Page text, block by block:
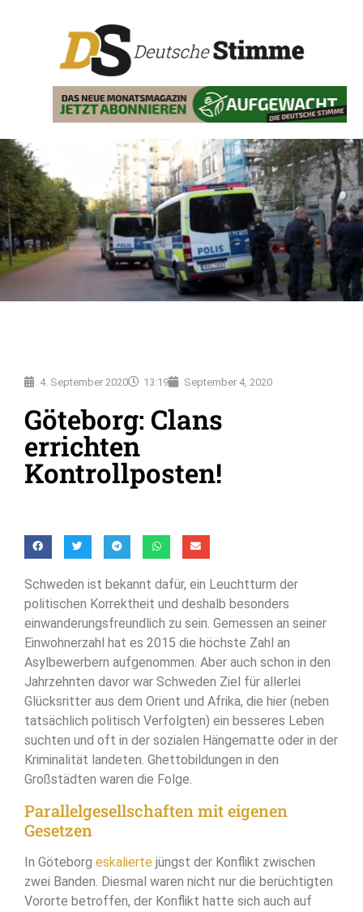
4. September 2020 13:19 September 4, 2020
Göteborg: Clans
errichten
Kontrollposten!
Schweden ist bekannt dafür, ein Leuchtturm der
politischen Korrektheit und deshalb besonders
einwanderungsfreundlich zu sein. Gemessen an seiner
Einwohnerzahl hat es 2015 die höchste Zahl an
Asylbewerbern aufgenommen. Aber auch schon in den
Jahrzehnten davor war Schweden Ziel für allerlei
Glücksritter aus dem Orient und Afrika, die hier (neben
tatsächlich politisch Verfolgten) ein besseres Leben
suchten und oft in der sozialen Hängematte oder in der
Kriminalität landeten. Ghettobildungen in den
Großstädten waren die Folge.
Parallelgesellschaften mit eigenen
Gesetzen
In Göteborg eskalierte jüngst der Konflikt zwischen
zwei Banden. Diesmal waren nicht nur die berüchtigten
Vororte betroffen, der Konflikt hatte sich auch auf